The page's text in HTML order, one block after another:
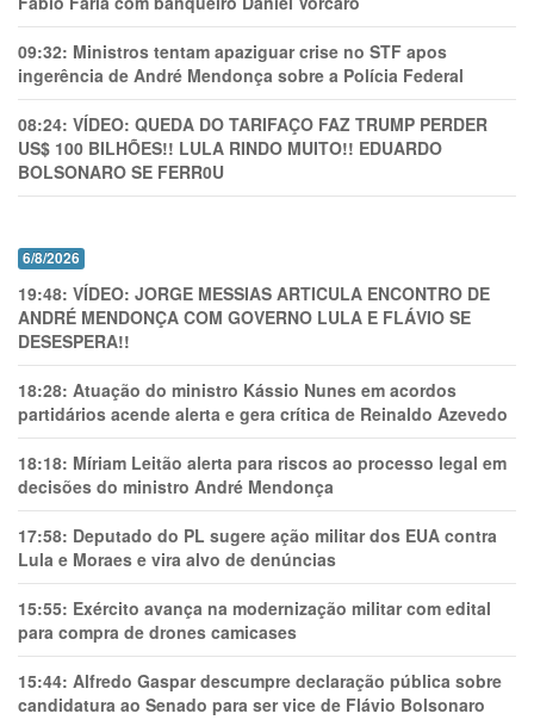
09:32: Ministros tentam apaziguar crise no STF apos
ingerência de André Mendonça sobre a Polícia Federal
08:24: VÍDEO: QUEDA DO TARIFAÇO FAZ TRUMP PERDER
US$ 100 BILHÕES!! LULA RINDO MUITO!! EDUARDO
BOLSONARO SE FERR0U
6/8/2026
19:48: VÍDEO: JORGE MESSIAS ARTICULA ENCONTRO DE
ANDRÉ MENDONÇA COM GOVERNO LULA E FLÁVIO SE
DESESPERA!!
18:28: Atuação do ministro Kássio Nunes em acordos
partidários acende alerta e gera crítica de Reinaldo Azevedo
18:18: Míriam Leitão alerta para riscos ao processo legal em
decisões do ministro André Mendonça
17:58: Deputado do PL sugere ação militar dos EUA contra
Lula e Moraes e vira alvo de denúncias
15:55: Exército avança na modernização militar com edital
para compra de drones camicases
15:44: Alfredo Gaspar descumpre declaração pública sobre
candidatura ao Senado para ser vice de Flávio Bolsonaro